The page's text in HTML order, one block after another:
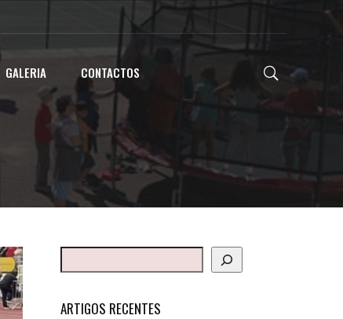
GALERIA CONTACTOS
ARTIGOS RECENTES